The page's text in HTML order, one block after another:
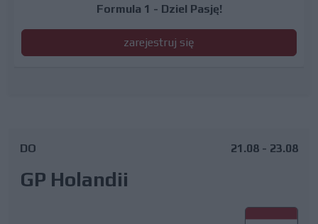
Formula 1 - Dziel Pasję!
zarejestruj się
DO
GP Holandii
21.08 - 23.08